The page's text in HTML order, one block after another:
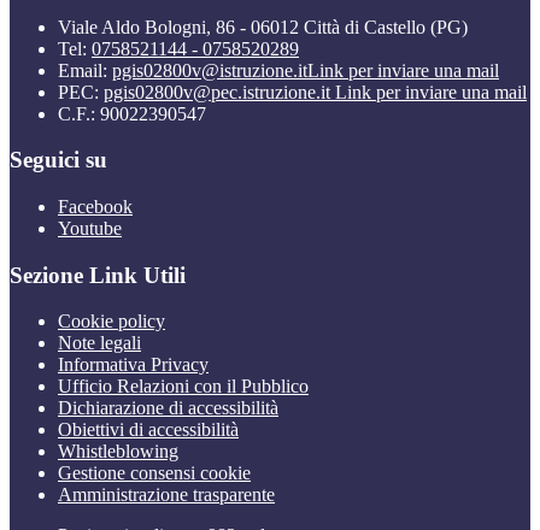
Viale Aldo Bologni, 86 - 06012 Città di Castello (PG)
Tel: 0758521144 - 0758520289
Email: pgis02800v@istruzione.itLink per inviare una mail
PEC: pgis02800v@pec.istruzione.it Link per inviare una mail
C.F.: 90022390547
Seguici su
Facebook
Youtube
Sezione Link Utili
Cookie policy
Note legali
Informativa Privacy
Ufficio Relazioni con il Pubblico
Dichiarazione di accessibilità
Obiettivi di accessibilità
Whistleblowing
Gestione consensi cookie
Amministrazione trasparente